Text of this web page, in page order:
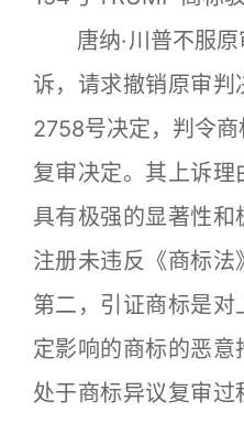
唐纳·川普不服原
诉，请求撤销原审判
2758号决定，判令
复审决定。其上诉
具有极强的显著性
注册未违反《商标法
第二，引证商标是
定影响的商标的恶
处于商标异议复审